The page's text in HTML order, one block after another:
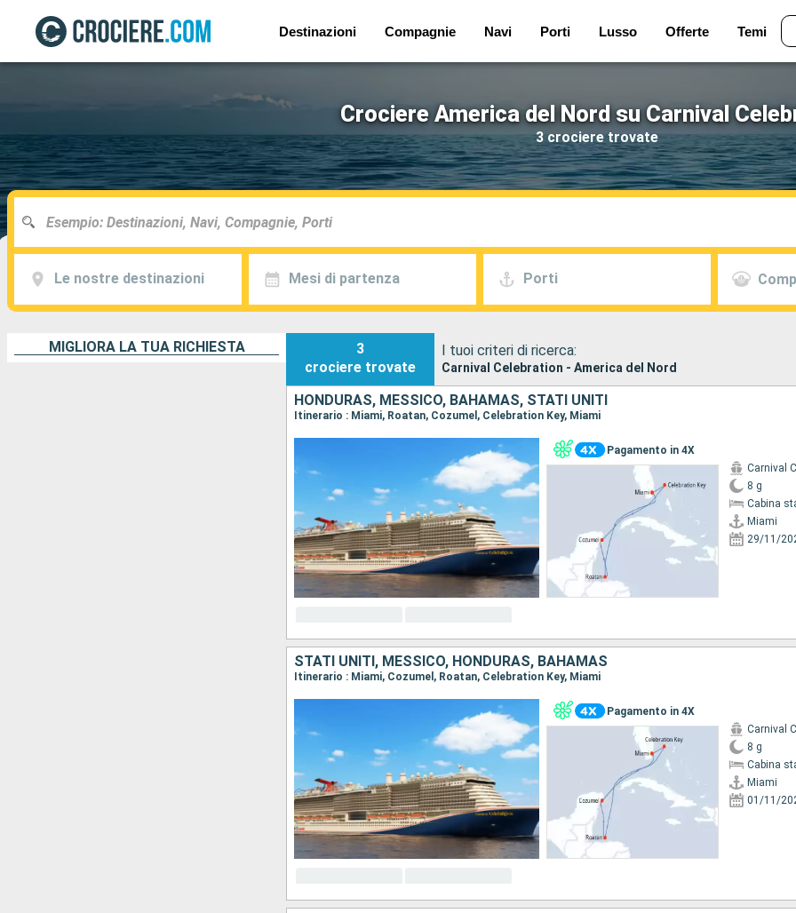
Destinazioni Compagnie Navi Porti Lusso Offerte Temi
Crociere America del Nord su Carnival
3 crociere trovate
Le nostre destinazioni Mesi di partenza Porti
MIGLIORA LA TUA RICHIESTA
3
crociere trovate
I tuoi criteri di ricerca:
Carnival Celebration - America del Nord
HONDURAS, MESSICO, BAHAMAS, STATI UNITI
Itinerario : Miami, Roatan, Cozumel, Celebration Key, Miami
Pagamento in 4X
Carnival
8 g
Cabina
Miami
29/11/
STATI UNITI, MESSICO, HONDURAS, BAHAMAS
Itinerario : Miami, Cozumel, Roatan, Celebration Key, Miami
Pagamento in 4X
Carnival
8 g
Cabina
Miami
01/11/